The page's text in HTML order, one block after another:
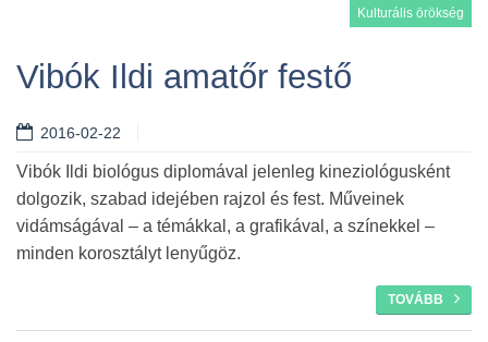
Kulturális örökség
Vibók Ildi amatőr festő
2016-02-22
Vibók Ildi biológus diplomával jelenleg kineziológusként
dolgozik, szabad idejében rajzol és fest. Műveinek
vidámságával – a témákkal, a grafikával, a színekkel –
minden korosztályt lenyűgöz.
TOVÁBB